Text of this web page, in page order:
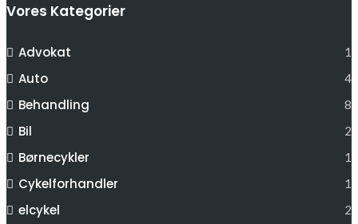
Vores Kategorier
Advokat 1
Auto 4
Behandling 8
Bil 2
Børnecykler 1
Cykelforhandler 1
elcykel 2